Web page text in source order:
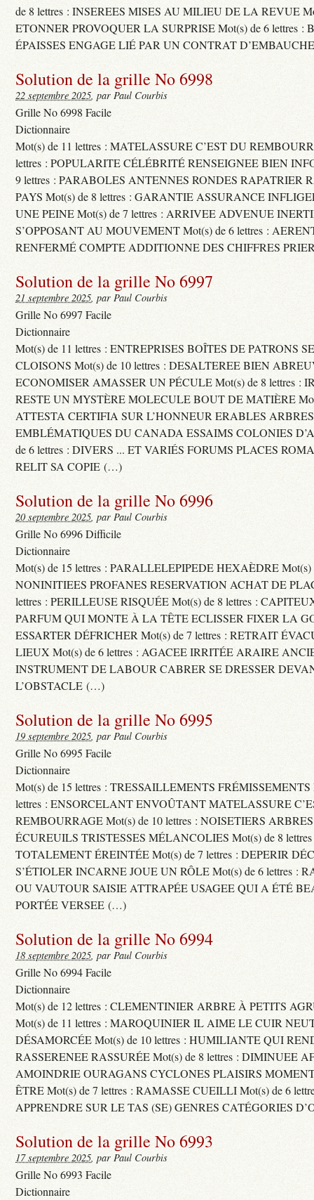
de 8 lettres : INSEREES MISES AU MILIEU DE LA REVUE
ETONNER PROVOQUER LA SURPRISE Mot(s) de 6 lettres :
ÉPAISSES ENGAGE LIÉ PAR UN CONTRAT
Solution de la grille No 6998
22 septembre 2025, par Paul Courbis
Grille No 6998 Facile
Dictionnaire
Mot(s) de 11 lettres : MATELASSURE C’EST DU
lettres : POPULARITE CÉLÉBRITÉ RENSEIGNEE BIEN
9 lettres : PARABOLES ANTENNES RONDES RAPATRIER
PAYS Mot(s) de 8 lettres : GARANTIE ASSURANCE
UNE PEINE Mot(s) de 7 lettres : ARRIVEE ADVENUE
S’OPPOSANT AU MOUVEMENT Mot(s) de 6 lettres :
RENFERMÉ COMPTE ADDITIONNE DES CHIFFRES
Solution de la grille No 6997
21 septembre 2025, par Paul Courbis
Grille No 6997 Facile
Dictionnaire
Mot(s) de 11 lettres : ENTREPRISES BOÎTES DE PATRONS
CLOISONS Mot(s) de 10 lettres : DESALTEREE BIEN
ECONOMISER AMASSER UN PÉCULE Mot(s) de 8 lettres :
RESTE UN MYSTÈRE MOLECULE BOUT DE MATIÈRE
ATTESTA CERTIFIA SUR L’HONNEUR ERABLES ARBRES
EMBLÉMATIQUES DU CANADA ESSAIMS COLONIES
de 6 lettres : DIVERS ... ET VARIÉS FORUMS PLACES
RELIT SA COPIE (…)
Solution de la grille No 6996
20 septembre 2025, par Paul Courbis
Grille No 6996 Difficile
Dictionnaire
Mot(s) de 15 lettres : PARALLELEPIPEDE HEXAÈDRE Mot(s)
NONINITIEES PROFANES RESERVATION ACHAT DE
lettres : PERILLEUSE RISQUÉE Mot(s) de 8 lettres :
PARFUM QUI MONTE À LA TÊTE ECLISSER FIXER LA
ESSARTER DÉFRICHER Mot(s) de 7 lettres : RETRAIT
LIEUX Mot(s) de 6 lettres : AGACEE IRRITÉE ARAIRE
INSTRUMENT DE LABOUR CABRER SE DRESSER
L’OBSTACLE (…)
Solution de la grille No 6995
19 septembre 2025, par Paul Courbis
Grille No 6995 Facile
Dictionnaire
Mot(s) de 15 lettres : TRESSAILLEMENTS FRÉMISSEMENTS
lettres : ENSORCELANT ENVOÛTANT MATELASSURE
REMBOURRAGE Mot(s) de 10 lettres : NOISETIERS
ÉCUREUILS TRISTESSES MÉLANCOLIES Mot(s) de 8
TOTALEMENT ÉREINTÉE Mot(s) de 7 lettres : DEPERIR
S’ÉTIOLER INCARNE JOUE UN RÔLE Mot(s) de 6 lettres :
OU VAUTOUR SAISIE ATTRAPÉE USAGEE QUI A ÉTÉ
PORTÉE VERSEE (…)
Solution de la grille No 6994
18 septembre 2025, par Paul Courbis
Grille No 6994 Facile
Dictionnaire
Mot(s) de 12 lettres : CLEMENTINIER ARBRE À PETITS
Mot(s) de 11 lettres : MAROQUINIER IL AIME LE CUIR
DÉSAMORCÉE Mot(s) de 10 lettres : HUMILIANTE QUI
RASSERENEE RASSURÉE Mot(s) de 8 lettres : DIMINUEE
AMOINDRIE OURAGANS CYCLONES PLAISIRS
ÊTRE Mot(s) de 7 lettres : RAMASSE CUEILLI Mot(s) de 6
APPRENDRE SUR LE TAS (SE) GENRES CATÉGORIES
Solution de la grille No 6993
17 septembre 2025, par Paul Courbis
Grille No 6993 Facile
Dictionnaire